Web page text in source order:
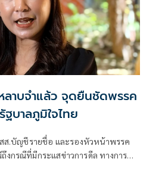
าบจำแล้ว จุดยืนชัดพรรค
บาลภูมิใจไทย
ส.บัญชีรายชื่อ และรองหัวหน้าพรรค
งกรณีที่มีกระแสข่าวการดีล ทางการ